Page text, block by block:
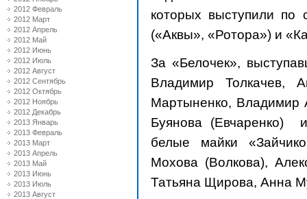
2012 Февраль
2012 Март
2012 Апрель
2012 Май
2012 Июнь
2012 Июль
2012 Август
2012 Сентябрь
2012 Октябрь
2012 Ноябрь
2012 Декабрь
2013 Январь
2013 Февраль
2013 Март
2013 Апрель
2013 Май
2013 Июнь
2013 Июль
2013 Август
которых выступили по
(«Аквы», «Ротора») и
За «Белочек»,
Владимир Толкачев,
Мартыненко, Владимир
Буянова (Евчаренко)
белые майки
Мохова (Волкова),
Татьяна Щирова, Анна